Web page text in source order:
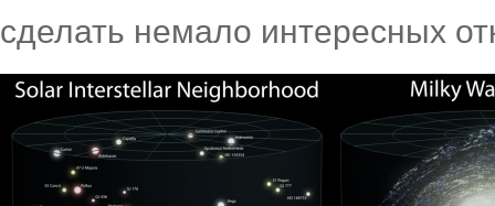
сделать немало интересных